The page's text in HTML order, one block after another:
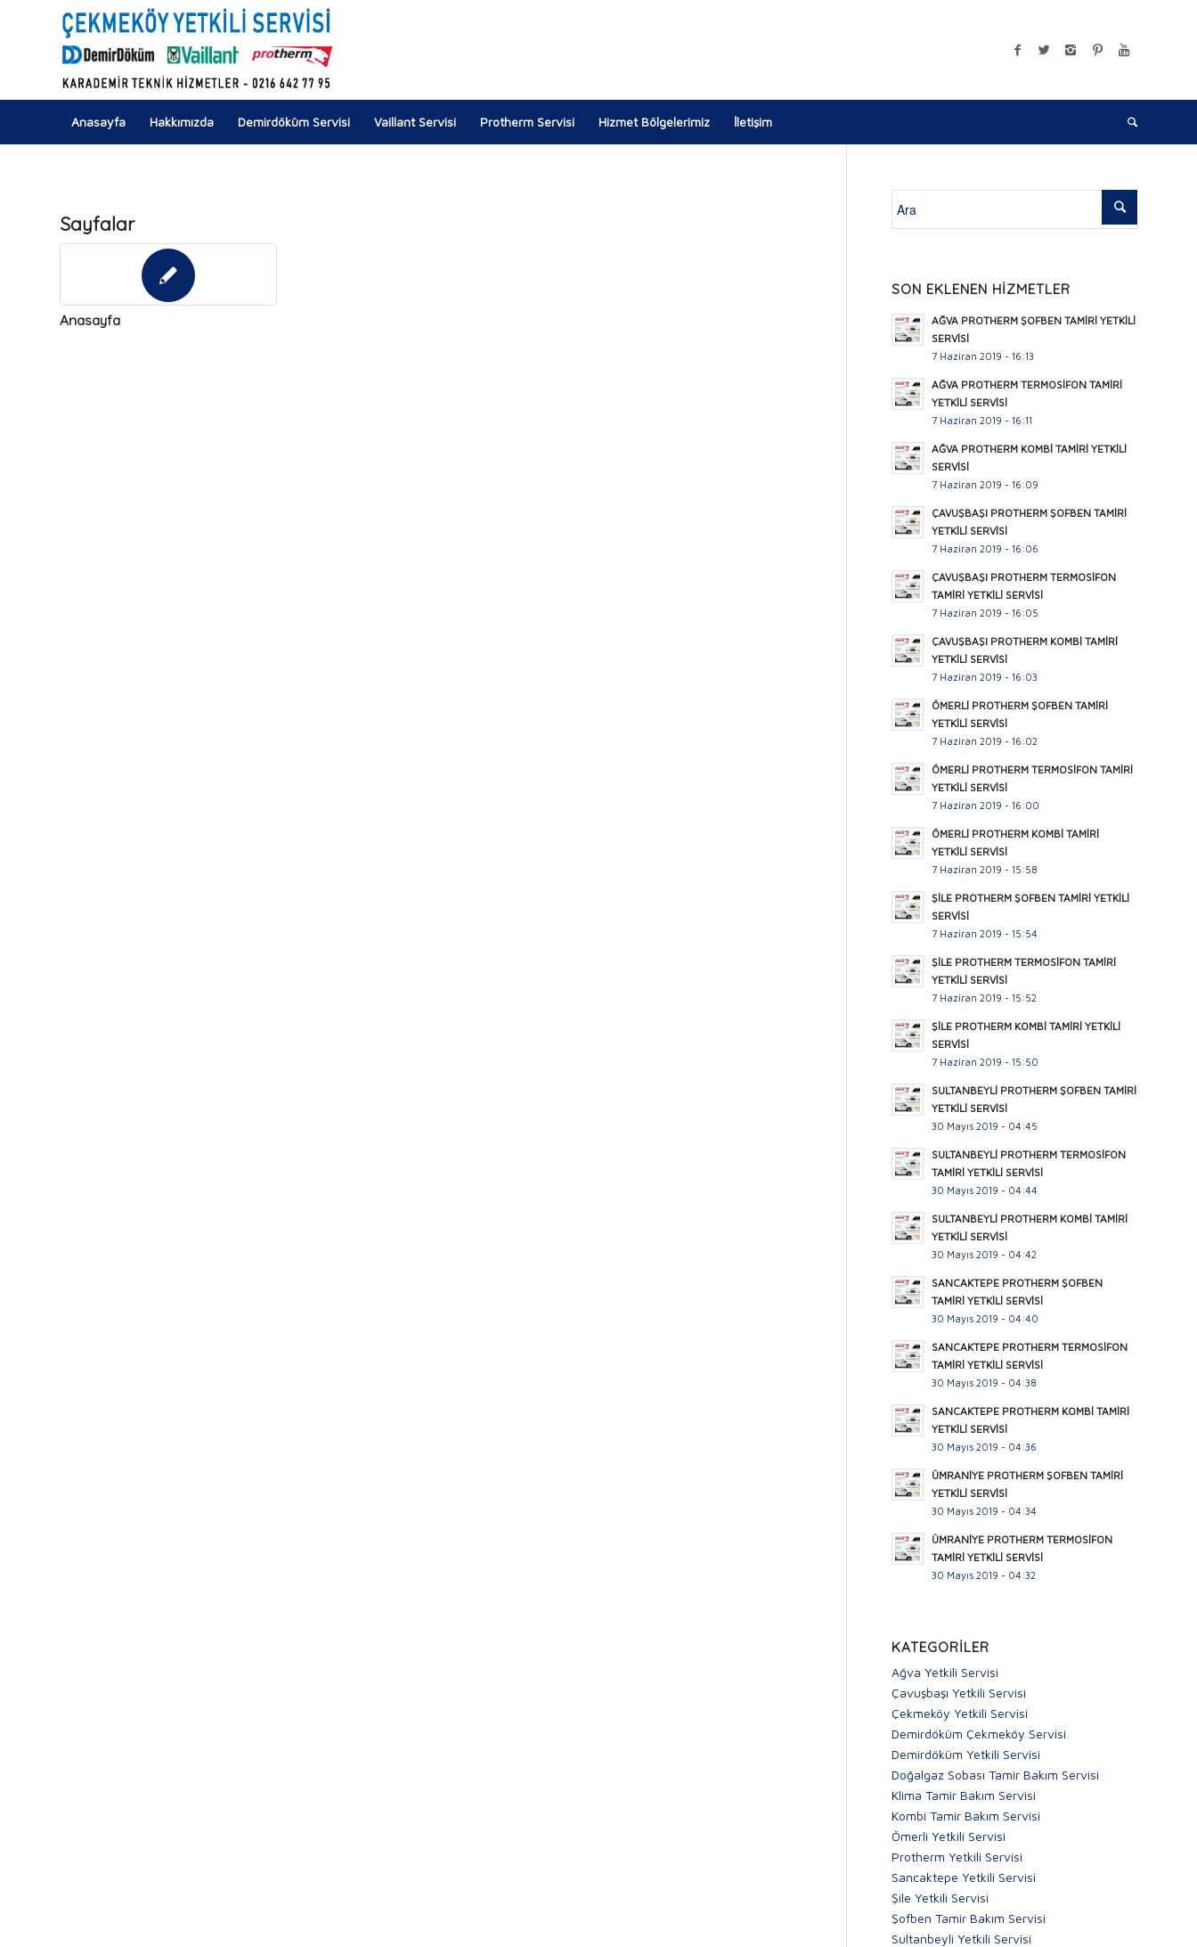
Anasayfa Hakkımızda Demirdöküm Servisi Vaillant Servisi Protherm Servisi Hizmet Bölgelerimiz İletişim
Sayfalar
Anasayfa
SON EKLENEN HİZMETLER
AĞVA PROTHERM ŞOFBEN TAMİRİ YETKİLİ
SERVİSİ
7 Haziran 2019 - 16:13
AĞVA PROTHERM TERMOSİFON TAMİRİ
YETKİLİ SERVİSİ
7 Haziran 2019 - 16:11
AĞVA PROTHERM KOMBİ TAMİRİ YETKİLİ
SERVİSİ
7 Haziran 2019 - 16:09
ÇAVUŞBAŞI PROTHERM ŞOFBEN TAMİRİ
YETKİLİ SERVİSİ
7 Haziran 2019 - 16:06
ÇAVUŞBAŞI PROTHERM TERMOSİFON
TAMİRİ YETKİLİ SERVİSİ
7 Haziran 2019 - 16:05
ÇAVUŞBAŞI PROTHERM KOMBİ TAMİRİ
YETKİLİ SERVİSİ
7 Haziran 2019 - 16:03
ÖMERLİ PROTHERM ŞOFBEN TAMİRİ
YETKİLİ SERVİSİ
7 Haziran 2019 - 16:02
ÖMERLİ PROTHERM TERMOSİFON TAMİRİ
YETKİLİ SERVİSİ
7 Haziran 2019 - 16:00
ÖMERLİ PROTHERM KOMBİ TAMİRİ
YETKİLİ SERVİSİ
7 Haziran 2019 - 15:58
ŞİLE PROTHERM ŞOFBEN TAMİRİ YETKİLİ
SERVİSİ
7 Haziran 2019 - 15:54
ŞİLE PROTHERM TERMOSİFON TAMİRİ
YETKİLİ SERVİSİ
7 Haziran 2019 - 15:52
ŞİLE PROTHERM KOMBİ TAMİRİ YETKİLİ
SERVİSİ
7 Haziran 2019 - 15:50
SULTANBEYLİ PROTHERM ŞOFBEN TAMİRİ
YETKİLİ SERVİSİ
30 Mayıs 2019 - 04:45
SULTANBEYLİ PROTHERM TERMOSİFON
TAMİRİ YETKİLİ SERVİSİ
30 Mayıs 2019 - 04:44
SULTANBEYLİ PROTHERM KOMBİ TAMİRİ
YETKİLİ SERVİSİ
30 Mayıs 2019 - 04:42
SANCAKTEPE PROTHERM ŞOFBEN
TAMİRİ YETKİLİ SERVİSİ
30 Mayıs 2019 - 04:40
SANCAKTEPE PROTHERM TERMOSİFON
TAMİRİ YETKİLİ SERVİSİ
30 Mayıs 2019 - 04:38
SANCAKTEPE PROTHERM KOMBİ TAMİRİ
YETKİLİ SERVİSİ
30 Mayıs 2019 - 04:36
ÜMRANİYE PROTHERM ŞOFBEN TAMİRİ
YETKİLİ SERVİSİ
30 Mayıs 2019 - 04:34
ÜMRANİYE PROTHERM TERMOSİFON
TAMİRİ YETKİLİ SERVİSİ
30 Mayıs 2019 - 04:32
KATEGORILER
Ağva Yetkili Servisi
Çavuşbaşı Yetkili Servisi
Çekmeköy Yetkili Servisi
Demirdöküm Çekmeköy Servisi
Demirdöküm Yetkili Servisi
Doğalgaz Sobası Tamir Bakım Servisi
Klima Tamir Bakım Servisi
Kombi Tamir Bakım Servisi
Ömerli Yetkili Servisi
Protherm Yetkili Servisi
Sancaktepe Yetkili Servisi
Şile Yetkili Servisi
Şofben Tamir Bakım Servisi
Sultanbeyli Yetkili Servisi